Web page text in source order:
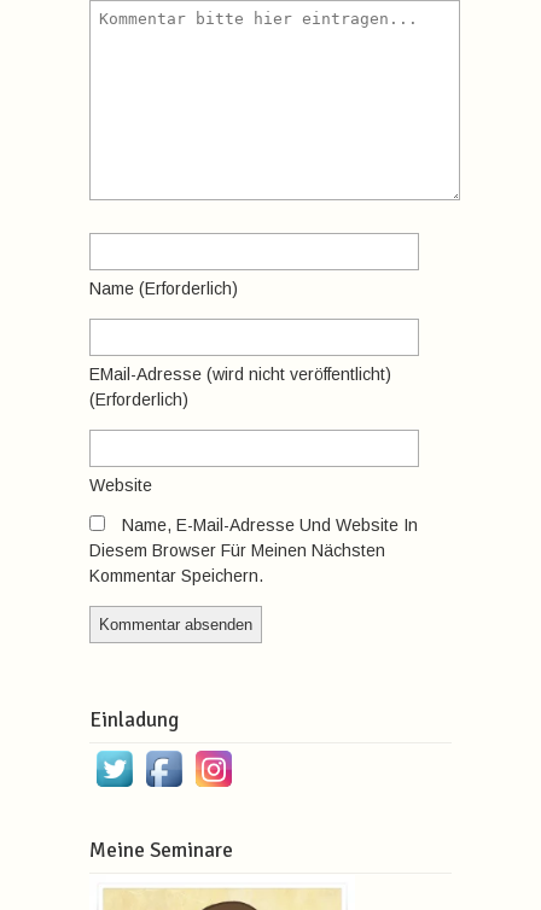
Name (erforderlich)
EMail-Adresse (wird nicht veröffentlicht)
(erforderlich)
Website
Name, E-Mail-Adresse Und Website In
Diesem Browser Für Meinen Nächsten
Kommentar Speichern.
Einladung
Meine Seminare